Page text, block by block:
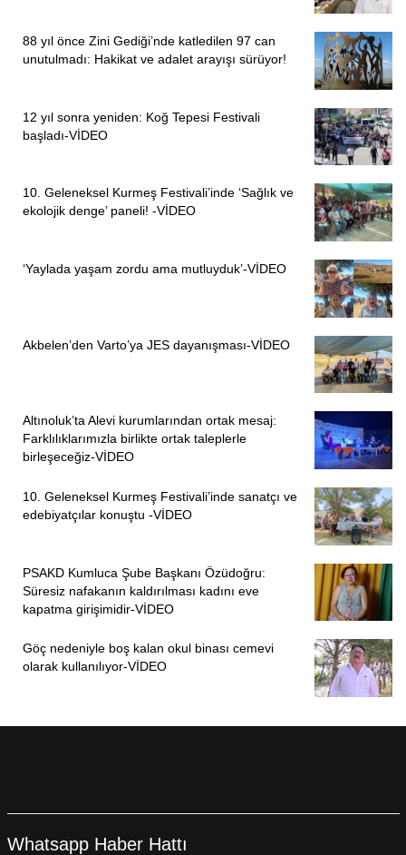
88 yıl önce Zini Gediği’nde katledilen 97 can
unutulmadı: Hakikat ve adalet arayışı sürüyor!
12 yıl sonra yeniden: Koğ Tepesi Festivali
başladı-VİDEO
10. Geleneksel Kurmeş Festivali’inde ‘Sağlık ve
ekolojik denge’ paneli! -VİDEO
‘Yaylada yaşam zordu ama mutluyduk’-VİDEO
Akbelen’den Varto’ya JES dayanışması-VİDEO
Altınoluk’ta Alevi kurumlarından ortak mesaj:
Farklılıklarımızla birlikte ortak taleplerle
birleşeceğiz-VİDEO
10. Geleneksel Kurmeş Festivali’inde sanatçı ve
edebiyatçılar konuştu -VİDEO
PSAKD Kumluca Şube Başkanı Özüdoğru:
Süresiz nafakanın kaldırılması kadını eve
kapatma girişimidir-VİDEO
Göç nedeniyle boş kalan okul binası cemevi
olarak kullanılıyor-VİDEO
Whatsapp Haber Hattı